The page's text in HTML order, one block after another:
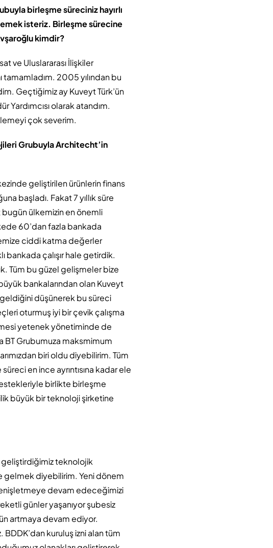
birleşme süreciniz hayırlı
isteriz. Birleşme sürecine
kimdir?
ve Uluslararası İlişkiler
tamamladım. 2005 yılından bu
Geçtiğimiz ay Kuveyt Türk’ün
Yardımcısı olarak atandım.
çok severim.
Grubuyla Architecht’in
geliştirilen ürünlerin finans
başladı. Fakat 7 yıllık süre
ülkemizin en önemli
60’dan fazla bankada
ciddi katma değerler
bankada çalışır hale getirdik.
Tüm bu güzel gelişmeler bize
bankalarından olan Kuveyt
düşünerek bu süreci
oturmuş iyi bir çevik çalışma
yetenek yönetiminde de
BT Grubumuza maksmimum
biri oldu diyebilirim. Tüm
en ince ayrıntısına kadar ele
birlikte birleşme
büyük bir teknoloji şirketine
geliştirdiğimiz teknolojik
gelmek diyebilirim. Yeni dönem
devam edeceğimizi
günler yaşanıyor şubesiz
artmaya devam ediyor.
kuruluş izni alan tüm